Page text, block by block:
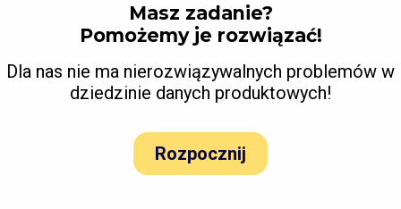
Masz zadanie?
Pomożemy je rozwiązać!
Dla nas nie ma nierozwiązywalnych problemów w
dziedzinie danych produktowych!
Rozpocznij